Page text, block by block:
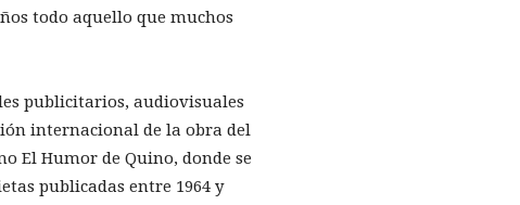
todo aquello que muchos
publicitarios, audiovisuales
internacional de la obra del
El Humor de Quino, donde se
publicadas entre 1964 y